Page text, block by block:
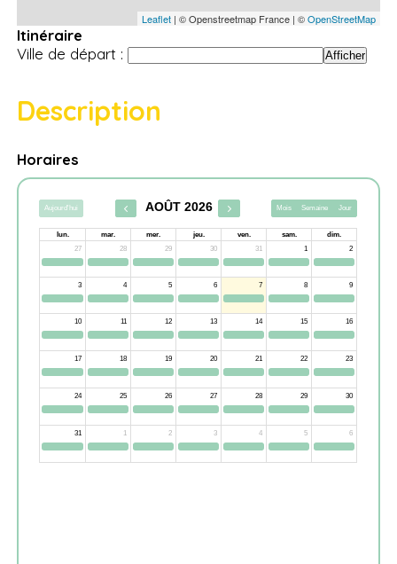
Leaflet| © Openstreetmap France | ©OpenStreetMap
Itinéraire
Ville de départ :
Description
Horaires